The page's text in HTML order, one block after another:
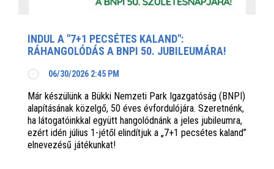
INDUL A "7+1 PECSÉTES KALAND":
RÁHANGOLÓDÁS A BNPI 50. JUBILEUMÁRA!
06/30/2026 2:45 PM
Már készülünk a Bükki Nemzeti Park Igazgatóság (BNPI)
alapításának közelgő, 50 éves évfordulójára. Szeretnénk,
ha látogatóinkkal együtt hangolódnánk a jeles jubileumra,
ezért idén július 1-jétől elindítjuk a „7+1 pecsétes kaland”
elnevezésű játékunkat!